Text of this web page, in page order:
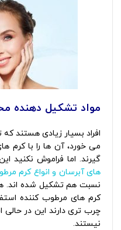
مواد تشکیل دهنده
افراد بسیار زیادی هستند
می خورد، آن ها را با کرم
گیرند. اما فراموش نکنید
های آبرسان و انواع کرم
نسبت هم تشکیل شده اند.
کرم های مرطوب کننده
چرب تری دارند این در
نیستند.